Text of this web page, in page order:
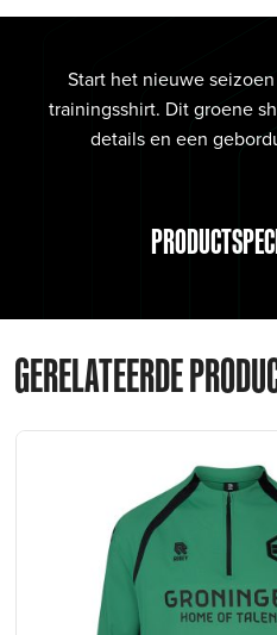
Start het nieuwe
trainingsshirt. Dit groene
details en een
GERELATEERDE